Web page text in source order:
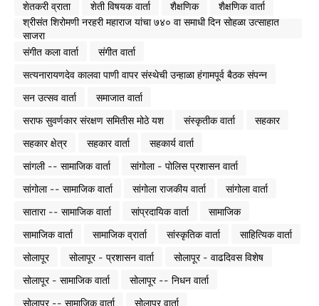
शेतकरी व्राता
शेती विषयक वार्ता शैक्षणिक
शैक्षणिक वार्ता
श्रीसंत शिरोमणी नरहरी महाराज यांचा ७४० वा समाधी दिन सोहळा उत्साहात
साजरा
संगीत कला वार्ता
संगीत वार्ता
सत्यनारायणदेव कालवा पाणी वापर संस्थेची उन्हाळा हंगामपूर्व बैठक संपन्न
सन उत्सव वार्ता
समाजात वार्ता
सराफ सुवर्णकार संरक्षण समितीस मोठे यश
संस्कृतीक वार्ता
सहकार
सहकार क्षेत्र
सहकार वार्ता
सहकार्य वार्ता
सांगली -- सामाजिक वार्ता
सांगोला - पोलिस प्रशासन वार्ता
सांगोला -- सामाजिक वार्ता
सांगोला राजकीय वार्ता
सांगोला वार्ता
सातारा -- सामाजिक वार्ता
सांप्रदायिक वार्ता
सामाजिक
सामाजिक वार्ता
सामाजिक व्रार्ता सांस्कृतिक वार्ता
साहित्यिक वार्ता
सोलापूर
सोलापूर - प्रशासन वार्ता
सोलापूर - वाढदिवस विशेष
सोलापूर - सामाजिक वार्ता
सोलापूर -- निधन वार्ता
सोलापूर -- सामाजिक वार्ता
सोलापूर वार्ता